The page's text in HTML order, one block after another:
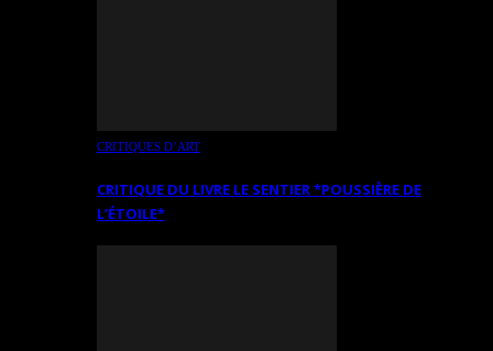
CRITIQUES D’ART
CRITIQUE DU LIVRE LE SENTIER *POUSSIÈRE DE
L’ÉTOILE*